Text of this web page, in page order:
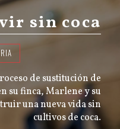
sin coca
de sustitución de
su finca, Marlene y su
una nueva vida sin
cultivos de coca.